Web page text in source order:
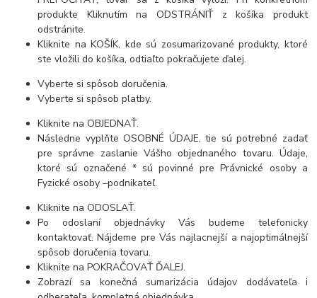
produkte Kliknutím na ODSTRÁNIŤ z košíka produkt
odstránite.
Kliknite na KOŠÍK, kde sú zosumarizované produkty, ktoré
ste vložili do košíka, odtiaľto pokračujete ďalej.
Vyberte si spôsob doručenia.
Vyberte si spôsob platby.
Kliknite na OBJEDNAŤ.
Následne vyplňte OSOBNÉ ÚDAJE, tie sú potrebné zadať
pre správne zaslanie Vášho objednaného tovaru. Údaje,
ktoré sú označené * sú povinné pre Právnické osoby a
Fyzické osoby –podnikateľ.
Kliknite na ODOSLAŤ.
Po odoslaní objednávky Vás budeme telefonicky
kontaktovať. Nájdeme pre Vás najlacnejší a najoptimálnejší
spôsob doručenia tovaru.
Kliknite na POKRAČOVAŤ ĎALEJ.
Zobrazí sa konečná sumarizácia údajov dodávateľa i